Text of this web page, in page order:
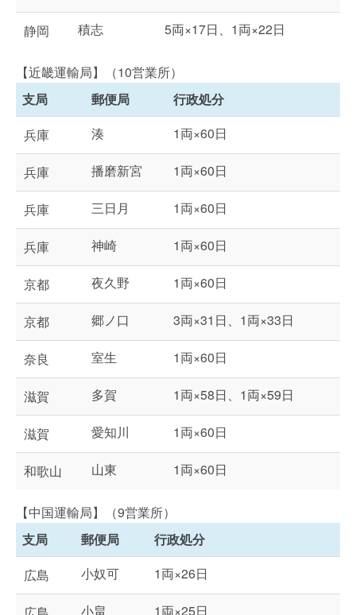
静岡 積志 5両×17日、1両×22日
【近畿運輸局】（10営業所）
支局
郵便局
行政処分
兵庫
湊 1両×60日
兵庫 播磨新宮 1両×60日
兵庫 三日月 1両×60日
兵庫 神崎 1両×60日
京都 夜久野 1両×60日
京都 郷ノ口 3両×31日、1両×33日
奈良 室生 1両×60日
滋賀 多賀 1両×58日、1両×59日
滋賀 愛知川 1両×60日
和歌山 山東 1両×60日
【中国運輸局】（9営業所）
支局
郵便局
行政処分
広島
小奴可 1両×26日
小畠 1両×25日